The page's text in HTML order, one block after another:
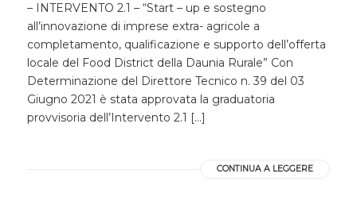
– INTERVENTO 2.1 – “Start – up e sostegno
all’innovazione di imprese extra- agricole a
completamento, qualificazione e supporto dell’offerta
locale del Food District della Daunia Rurale” Con
Determinazione del Direttore Tecnico n. 39 del 03
Giugno 2021 è stata approvata la graduatoria
provvisoria dell’Intervento 2.1 […]
CONTINUA A LEGGERE